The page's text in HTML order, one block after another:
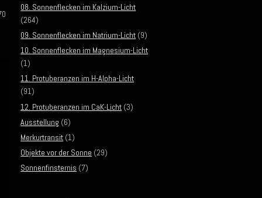
08. Sonnenflecken im Kalzium-Licht
(264)
09. Sonnenflecken im Natrium-Licht (9)
10. Sonnenflecken im Magnesium-Licht
(1)
11. Protuberanzen im H-Alpha-Licht
(91)
12. Protuberanzen im CaK-Licht (3)
Ausstellung (6)
Merkurtransit (1)
Objekte vor der Sonne (29)
Sonnenfinsternis (7)